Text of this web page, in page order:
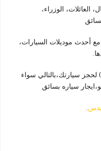
العائلات، الوزراء،
مع أحدث موديلات السيارات،
01003203210 لحجز سيارتك،بالتالي سواء
سياره بسائق